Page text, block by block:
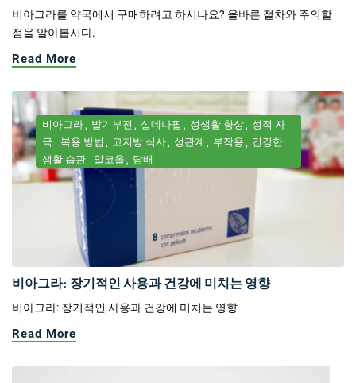
비아그라를 약국에서 구매하려고 하시나요? 올바른 절차와 주의할
점을 알아봅시다.
Read More
비아그라 발기부전 실데나필 성생활 향상
성적 자
극
복용 방법 고지방 식사 성관계 부작용
건강한
생활 습관
알코올 담배
비아그라: 장기적인 사용과 건강에 미치는 영향
비아그라: 장기적인 사용과 건강에 미치는 영향
Read More